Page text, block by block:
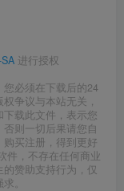
进行授权
必须在下载后的24
争议与本站无关，
载此文件，表示您
则一切后果请您自
买注册，得到更好
件，不存在任何商业
赞助支持行为，仅
。